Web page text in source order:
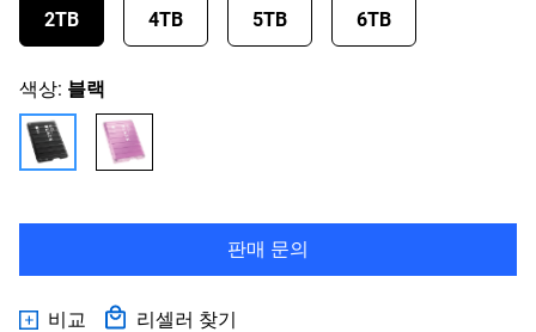
2TB 4TB 5TB 6TB
색상: 블랙
판매 문의
비교 리셀러 찾기